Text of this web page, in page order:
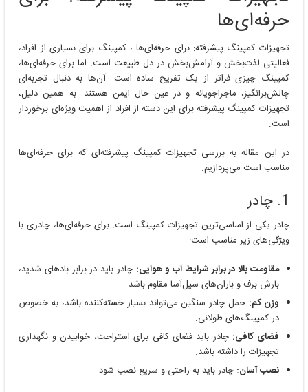
حرفه‌ای‌ها
تجهیزات کمپینگ پیشرفته: برای حرفه‌ای‌ها ، کمپینگ برای بسیاری از افراد،
فعالیتی لذت‌بخش و آرامش‌بخش در دل طبیعت است. اما برای حرفه‌ای‌ها،
کمپینگ چیزی فراتر از یک تفریح ساده است. آن‌ها به دنبال تجربه‌ای
چالش‌برانگیز، ماجراجویانه و در عین حال ایمن هستند. به همین دلیل،
تجهیزات کمپینگ پیشرفته برای این دسته از افراد از اهمیت ویژه‌ای برخوردار
است.
در این مقاله به بررسی تجهیزات کمپینگ پیشرفته‌ای که برای حرفه‌ای‌ها
مناسب است می‌پردازیم.
1. چادر
چادر یکی از اساسی‌ترین تجهیزات کمپینگ است. برای حرفه‌ای‌ها، چادری با
ویژگی‌های زیر مناسب است:
مقاومت بالا در برابر شرایط آب و هوایی: چادر باید در برابر بادهای شدید،
بارش برف و باران‌های سیل‌آسا مقاوم باشد.
وزن کم: حمل چادر سنگین می‌تواند بسیار خسته‌کننده باشد، به خصوص
در کمپینگ‌های طولانی.
فضای کافی: چادر باید فضای کافی برای استراحت، خوابیدن و نگهداری
تجهیزات را داشته باشد.
نصب آسان: چادر باید به راحتی و سریع نصب شود.